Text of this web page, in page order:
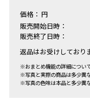
価格： 円
販売開始日時：
販売終了日時：
返品はお受けしており
※おまとめ機能の詳細につい
※写真と実際の商品は多少異
※写真の色味は本品と多少異